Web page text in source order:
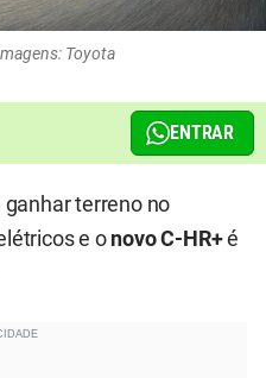
Toyota
ENTRAR
terreno no
e o novo C-HR+é